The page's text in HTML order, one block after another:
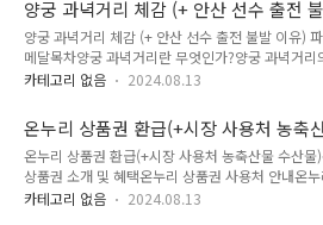
간정산 요건, 필요한 서류, 신청 절차 및 장단점 등에
히 알아보겠습니다. 목차퇴직금 중간정산 요건퇴
신청 절차퇴직금 중간정산이란?퇴직금 중간정산의
정산 시 고려해야 할 사항자주 묻는 질문 (FAQ) 퇴직
은 일정한 요건을 충족하는 경우에만 가능합니다. 이
중간정산으로 인한 노후자금 부족을 방..
양궁 과녁거리 체감 (+ 안산 선수 출전
유) 파리올림픽 금메달
양궁 과녁거리 체감 (+ 안산 선수 출전 불발 이유)
메달목차양궁 과녁거리란 무엇인가?양궁 과녁거리
칙양궁 과녁거리 체감: 선수들이 느끼는 난이도안산
궁 선수들양궁 과녁거리와 올림픽 성적 간의 상관관
양궁의 미래와 도전 1. 양궁 과녁거리란 무엇인가?
리는 양궁 경기에서 화살을 쏘는 선수와 과녁 사이
미합니다. 이는 양궁 경기의 난이도를 결정하는 중
하나입니다. 올림픽 양궁 경기에서는 과녁거리가 70
카테고리 없음 2024.08.13
온누리 상품권 환급(+시장 사용처 농축
물)
온누리 상품권 환급(+시장 사용처 농축산물 수산물
상품권 소개 및 혜택온누리 상품권 사용처 안내온
급 행사 참여 방법온누리 상품권 대상 품목 (농축산
카테고리 없음 2024.08.13